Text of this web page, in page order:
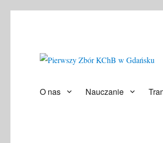
O nas Nauczanie